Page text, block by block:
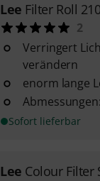
Lee Filter Roll
2
Verringert
verändern
enorm lange
Sofort lieferbar
Lee Colour Filter